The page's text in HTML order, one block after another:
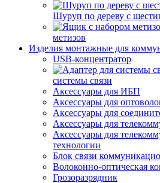
Шуруп по дереву с
метизов
Изделия монтажные для
USB-концентратор
системы связи
Аксессуары для ИБП
Аксессуары для
Аксессуары для
Аксессуары для
Аксессуары для
технологии
Блок связи
Волоконно-оптическая
Грозоразрядник